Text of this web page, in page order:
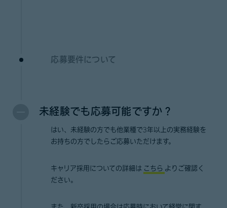
応募要件について
未経験でも応募可能ですか？
はい、未経験の方でも他業種で3年以上の実務経験を
お持ちの方でしたらご応募いただけます。
キャリア採用についての詳細は こちら よりご確認く
ださい。